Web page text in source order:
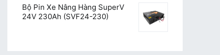
Bộ Pin Xe Nâng Hàng SuperV
24V 230Ah (SVF24-230)